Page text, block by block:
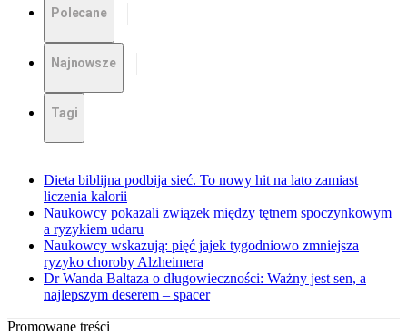
Polecane
Najnowsze
Tagi
Dieta biblijna podbija sieć. To nowy hit na lato zamiast
liczenia kalorii
Naukowcy pokazali związek między tętnem spoczynkowym
a ryzykiem udaru
Naukowcy wskazują: pięć jajek tygodniowo zmniejsza
ryzyko choroby Alzheimera
Dr Wanda Baltaza o długowieczności: Ważny jest sen, a
najlepszym deserem – spacer
Promowane treści